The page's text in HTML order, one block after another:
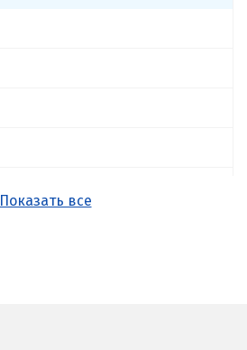
Показать все